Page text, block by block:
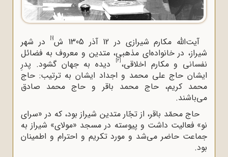
آیت‌الله مکارم شیرازى در 12 آذر 1305 ش [1]
در شهر
شیراز، در خانواده‌ای مذهبى، متدین و معروف به فضائل
نفسانى و مکارم اخلاقی،[2]
دیده به جهان گشود. پدرِ
ایشان حاج علی محمد و اجداد ایشان به ترتیب: حاج
محمد کریم، حاج محمد باقر و حاج محمد صادق
می‌باشند.
حاج محمّد باقر، از تجّار متدین شیراز بود، که در «سراى
نو» فعالیت داشت و پیوسته در مسجد «مولاى» شیراز به
جماعت حاضر مى‌شد و مورد تکریم و احترام و اطمینان
بود.